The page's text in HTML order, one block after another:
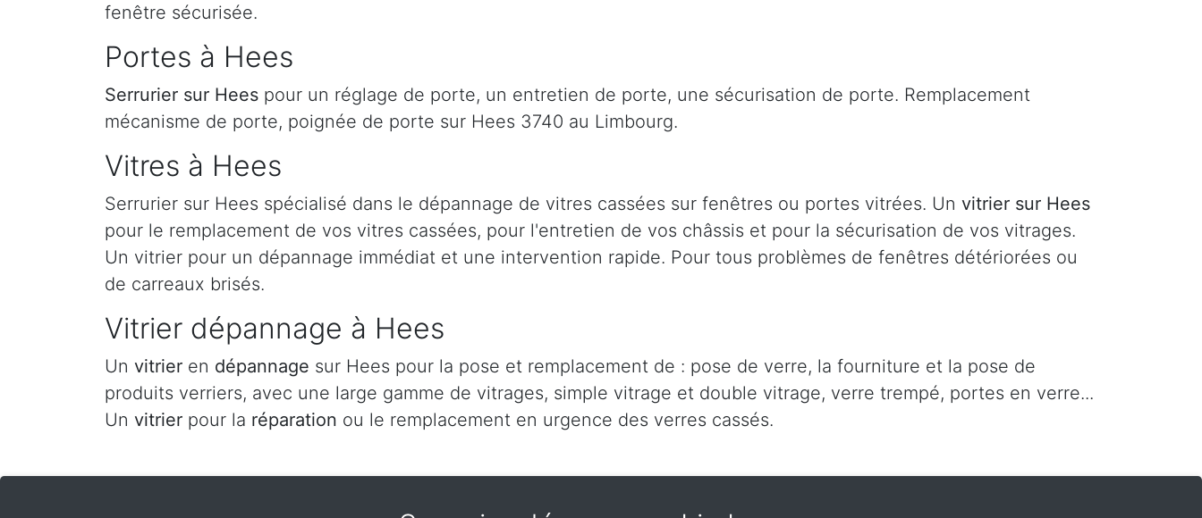
fenêtre sécurisée.
Portes à Hees
Serrurier sur Hees pour un réglage de porte, un entretien de porte, une sécurisation de porte. Remplacement
mécanisme de porte, poignée de porte sur Hees 3740 au Limbourg.
Vitres à Hees
Serrurier sur Hees spécialisé dans le dépannage de vitres cassées sur fenêtres ou portes vitrées. Un vitrier sur Hees
pour le remplacement de vos vitres cassées, pour l'entretien de vos châssis et pour la sécurisation de vos vitrages.
Un vitrier pour un dépannage immédiat et une intervention rapide. Pour tous problèmes de fenêtres détériorées ou
de carreaux brisés.
Vitrier dépannage à Hees
Un vitrier en dépannage sur Hees pour la pose et remplacement de : pose de verre, la fourniture et la pose de
produits verriers, avec une large gamme de vitrages, simple vitrage et double vitrage, verre trempé, portes en verre...
Un vitrier pour la réparation ou le remplacement en urgence des verres cassés.